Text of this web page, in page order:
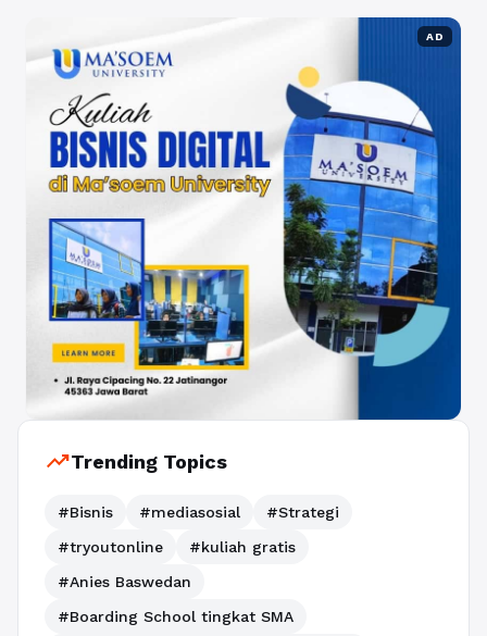
AD
trending_upTrending Topics
#Bisnis #mediasosial
#Strategi
#tryoutonline
#kuliah gratis
#Anies Baswedan
#Boarding School tingkat SMA